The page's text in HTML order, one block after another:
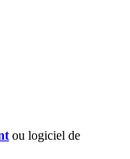
ou logiciel de